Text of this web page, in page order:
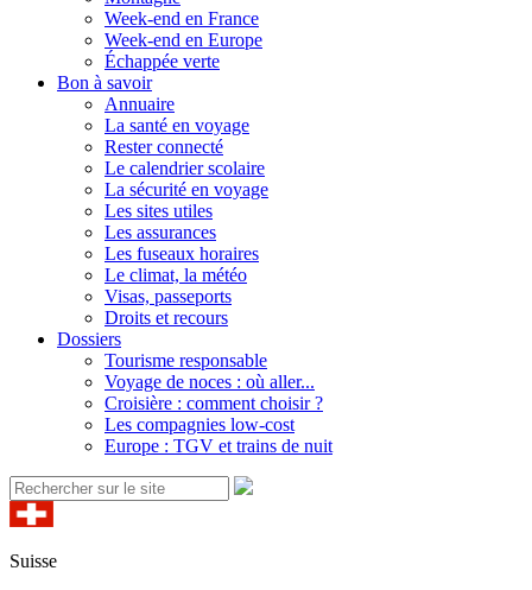
Week-end en France
Week-end en Europe
Échappée verte
Bon à savoir
Annuaire
La santé en voyage
Rester connecté
Le calendrier scolaire
La sécurité en voyage
Les sites utiles
Les assurances
Les fuseaux horaires
Le climat, la météo
Visas, passeports
Droits et recours
Dossiers
Tourisme responsable
Voyage de noces : où aller...
Croisière : comment choisir ?
Les compagnies low-cost
Europe : TGV et trains de nuit
Suisse